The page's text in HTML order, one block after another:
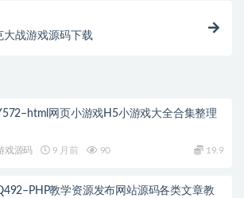
大战游戏源码下载
网页小游戏H5小游戏大全合集整理
戏源码 9 月前 90 19.9
教学资源发布网站源码各类文章教